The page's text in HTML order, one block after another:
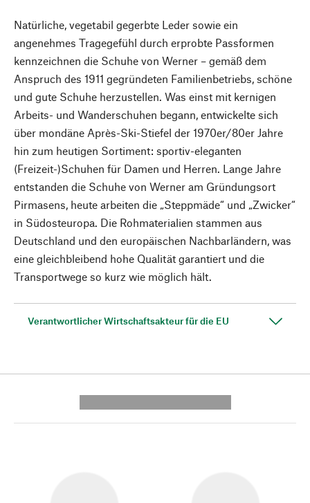
Natürliche, vegetabil gegerbte Leder sowie ein
angenehmes Tragegefühl durch erprobte Passformen
kennzeichnen die Schuhe von Werner – gemäß dem
Anspruch des 1911 gegründeten Familienbetriebs, schöne
und gute Schuhe herzustellen. Was einst mit kernigen
Arbeits- und Wanderschuhen begann, entwickelte sich
über mondäne Après-Ski-Stiefel der 1970er/80er Jahre
hin zum heutigen Sortiment: sportiv-eleganten
(Freizeit-)Schuhen für Damen und Herren. Lange Jahre
entstanden die Schuhe von Werner am Gründungsort
Pirmasens, heute arbeiten die „Steppmäde“ und „Zwicker“
in Südosteuropa. Die Rohmaterialien stammen aus
Deutschland und den europäischen Nachbarländern, was
eine gleichbleibend hohe Qualität garantiert und die
Transportwege so kurz wie möglich hält.
Verantwortlicher Wirtschaftsakteur für die EU